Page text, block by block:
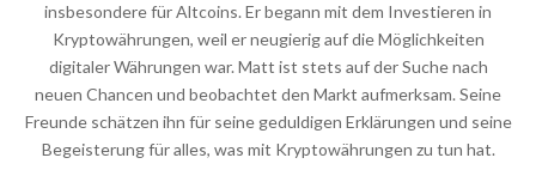
insbesondere für Altcoins. Er begann mit dem Investieren in
Kryptowährungen, weil er neugierig auf die Möglichkeiten
digitaler Währungen war. Matt ist stets auf der Suche nach
neuen Chancen und beobachtet den Markt aufmerksam. Seine
Freunde schätzen ihn für seine geduldigen Erklärungen und seine
Begeisterung für alles, was mit Kryptowährungen zu tun hat.